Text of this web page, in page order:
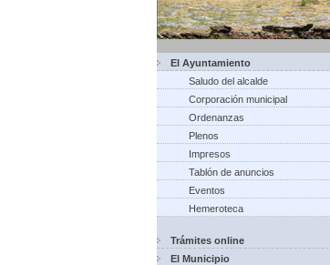
El Ayuntamiento
Saludo del alcalde
Corporación municipal
Ordenanzas
Plenos
Impresos
Tablón de anuncios
Eventos
Hemeroteca
Trámites online
El Municipio